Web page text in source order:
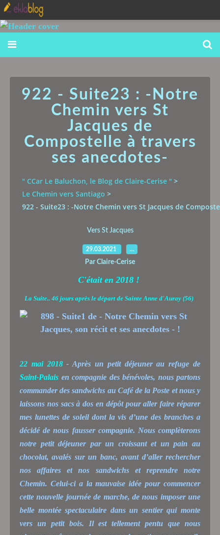
922 - Suite23 : -Notre
Chemin vers St
Jacques de
Compostelle à travers
ses anecdotes-
" CCar Le Baluchon, le Blog de Claire-Cerise " >
Le Chemin vers Santiago >
922 - Suite23 : -Notre Chemin vers St Jacques de
Vers St Jacques
29.03.2021 …
Par Claire-Cerise
C'était en 2018 !
La Suite.. 46 jours après le départ de Sainte Anne d'Auray (56)
22 mai 2018- Après un petit déjeuner au refuge de
Saint-Palais en compagnie des bénévoles, nous partons
commander des sandwichs au Café de la Poste et nous y
laissons nos sacs à dos en dépôt pour aller faire réparer
mes lunettes de soleil dont la vis d’une des branches a
décidé de nous fausser compagnie. Nous complèterons
notre petit déjeuner par un croissant et un pain au
chocolat, avalés sur un banc, avant d’aller rechercher
nos affaires et nos sandwichs et reprendre notre
Chemin. Celui-ci a la mauvaise idée pour commencer
cette nouvelle journée de marche, de nous imposer une
belle montée spectaculaire dans un sentier qui monte
vers un petit bois. Il est tellement pentu que nous